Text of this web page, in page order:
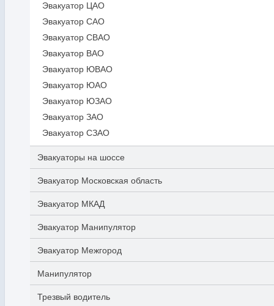
Эвакуатор ЦАО
Эвакуатор САО
Эвакуатор СВАО
Эвакуатор ВАО
Эвакуатор ЮВАО
Эвакуатор ЮАО
Эвакуатор ЮЗАО
Эвакуатор ЗАО
Эвакуатор СЗАО
Эвакуаторы на шоссе
Эвакуатор Московская область
Эвакуатор МКАД
Эвакуатор Манипулятор
Эвакуатор Межгород
Манипулятор
Трезвый водитель